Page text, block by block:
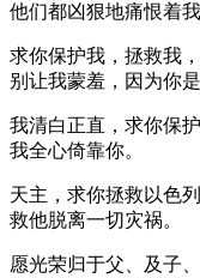
他们都凶狠地痛恨着我
求你保护我，拯救我
别让我蒙羞，因为你
我清白正直，求你保
我全心倚靠你。
天主，求你拯救以色
救他脱离一切灾祸。
愿光荣归于父、及子